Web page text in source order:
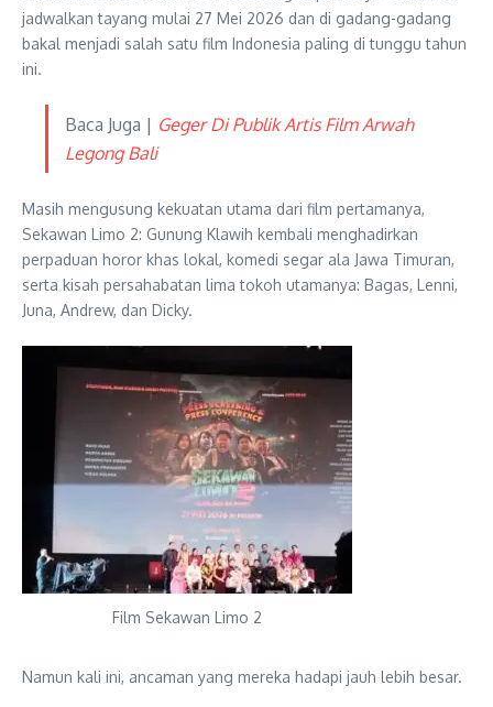
jadwalkan tayang mulai 27 Mei 2026 dan di gadang-gadang
bakal menjadi salah satu film Indonesia paling di tunggu tahun
ini.
Baca Juga | Geger Di Publik Artis Film Arwah
Legong Bali
Masih mengusung kekuatan utama dari film pertamanya,
Sekawan Limo 2: Gunung Klawih kembali menghadirkan
perpaduan horor khas lokal, komedi segar ala Jawa Timuran,
serta kisah persahabatan lima tokoh utamanya: Bagas, Lenni,
Juna, Andrew, dan Dicky.
Film Sekawan Limo 2
Namun kali ini, ancaman yang mereka hadapi jauh lebih besar.